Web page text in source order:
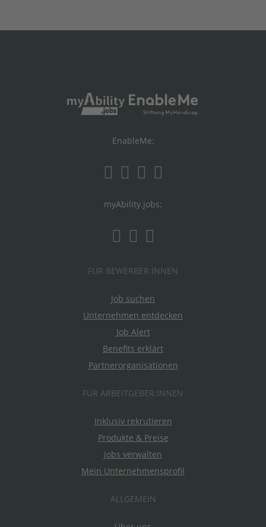
EnableMe:
myAbility.jobs:
FÜR BEWERBER:INNEN
Job suchen
Unternehmen entdecken
Job Alert
Benefits erklärt
Partnerorganisationen
FÜR ARBEITGEBER:INNEN
Inklusiv rekrutieren
Produkte & Preise
Jobs verwalten
Mein Unternehmensprofil
ALLGEMEIN